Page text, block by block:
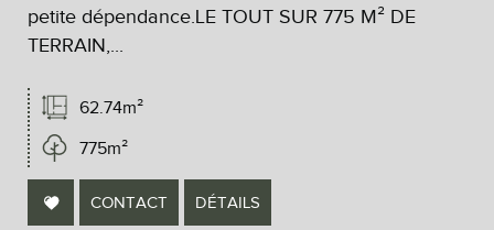
petite dépendance.LE TOUT SUR 775 M² DE
TERRAIN,...
62.74m²
775m²
CONTACT DÉTAILS